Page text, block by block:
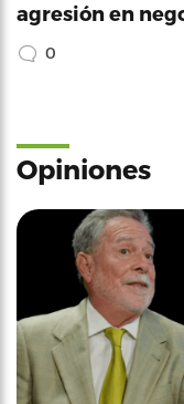
agresión en
0
Opiniones